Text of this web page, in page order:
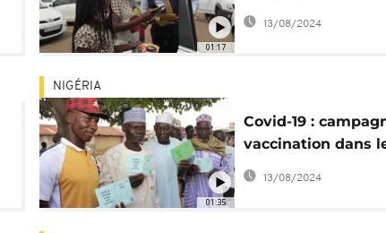
01:17
vaccination contre
Covid-19 à Soweto
13/08/2024
01:35
NIGÉRIA
Covid-19 :
vaccination dans
zones reculées du
13/08/2024